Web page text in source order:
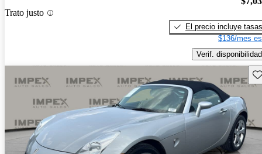
Trato justo
El precio incluye tasas
$136/mes
Verif. disponibilidad